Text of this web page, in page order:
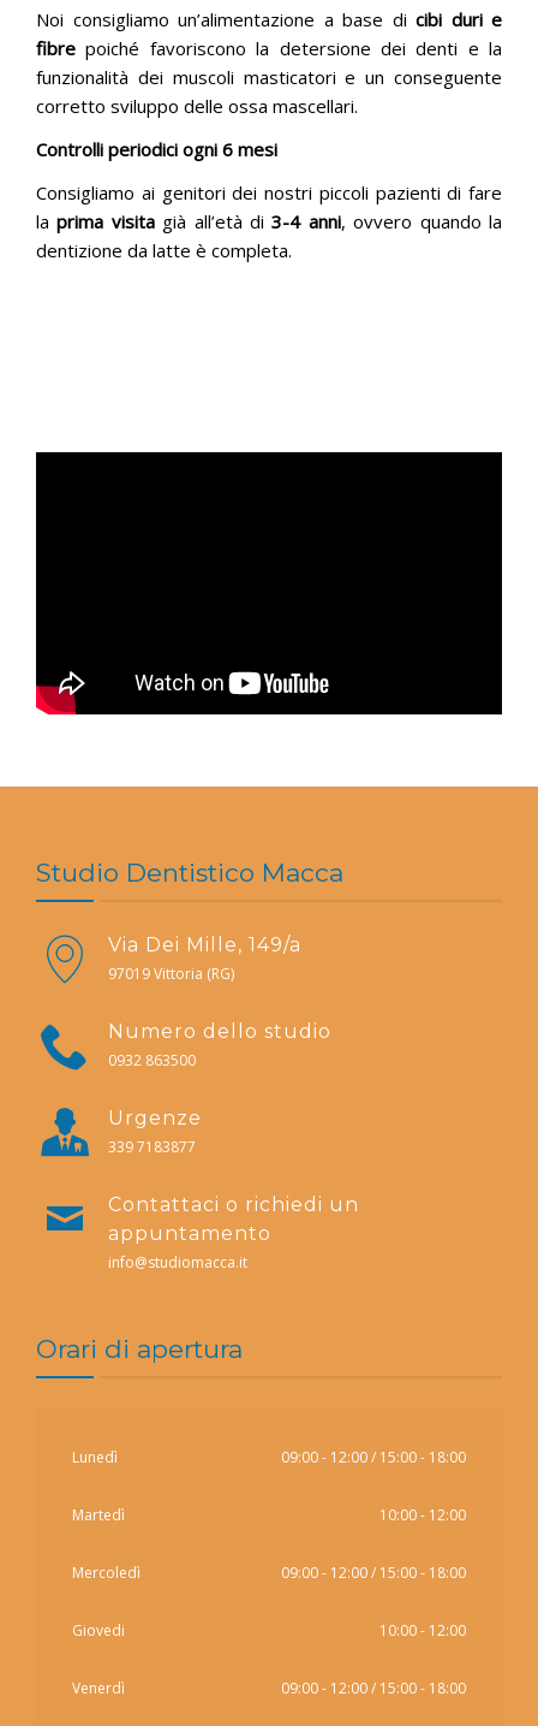
Noi consigliamo un’alimentazione a base di cibi duri e
fibre poiché favoriscono la detersione dei denti e la
funzionalità dei muscoli masticatori e un conseguente
corretto sviluppo delle ossa mascellari.
Controlli periodici ogni 6 mesi
Consigliamo ai genitori dei nostri piccoli pazienti di fare
laprima visitagià all’età di 3-4 anni, ovvero quando la
dentizione da latte è completa.
Studio Dentistico Macca
Via Dei Mille, 149/a
97019 Vittoria (RG)
Numero dello studio
0932 863500
Urgenze
339 7183877
Contattaci o richiedi un
appuntamento
info@studiomacca.it
Orari di apertura
Lunedì 09:00 - 12:00 / 15:00 - 18:00
Martedì 10:00 - 12:00
Mercoledì 09:00 - 12:00 / 15:00 - 18:00
Giovedi 10:00 - 12:00
Venerdì 09:00 - 12:00 / 15:00 - 18:00